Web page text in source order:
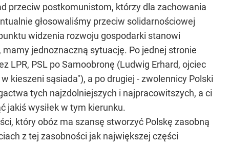
przeciw postkomunistom, którzy dla zachowania
głosowaliśmy przeciw solidarnościowej
widzenia rozwoju gospodarki stanowi
jednoznaczną sytuację. Po jednej stronie
LPR, PSL po Samoobronę (Ludwig Erhard, ojciec
kieszeni sąsiada"), a po drugiej - zwolennicy Polski
tych najzdolniejszych i najpracowitszych, a ci
jakiś wysiłek w tym kierunku.
który obóz ma szansę stworzyć Polskę zasobną
z tej zasobności jak największej części